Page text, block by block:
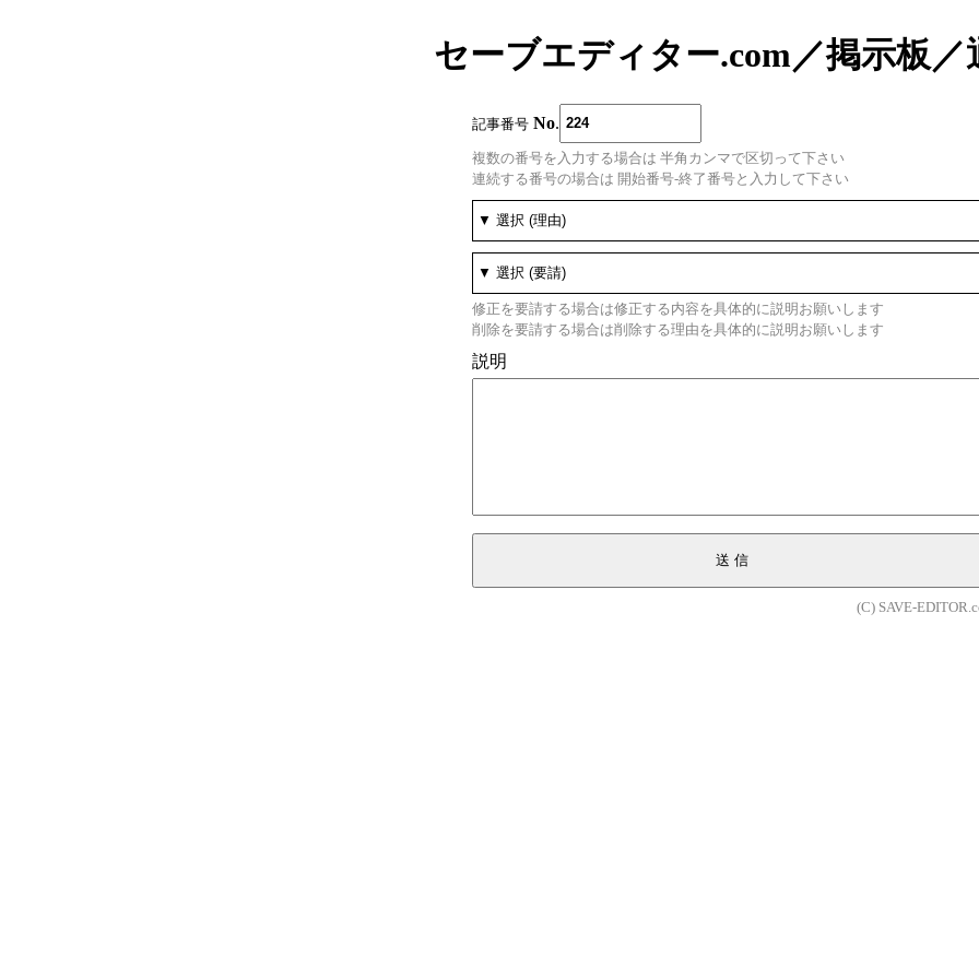
セーブエディター.com／掲示板／
記事番号 No
複数の番号を入力する場合は 半角カンマで区切って下さい
連続する番号の場合は 開始番号-終了番号と入力して下さい
修正を要請する場合は修正する内容を具体的に説明お願いします
削除を要請する場合は削除する理由を具体的に説明お願いします
説明
送信
(C) SAVE-